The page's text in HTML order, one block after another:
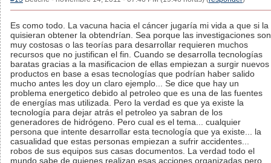
Es como todo. La vacuna hacia el cáncer jugaría mi vida a que si la
quisieran obtener la obtendrían. Sea porque las investigaciones son
muy costosas o las teorías para desarrollar requieren muchos
recursos que no justifican el fin. Cuando se desarrolla tecnologías
baratas gracias a la masificacion de ellas empiezan a surgir nuevos
productos en base a esas tecnologías que podrían haber salido
mucho antes les doy un claro ejemplo... Se dice que hay un
problema energetico debido al petroleo que es una de las fuentes
de energías mas utilizada. Pero la verdad es que ya existe la
tecnología para dejar atrás el petroleo ya sabran de los
generadores de hidrógeno. Pero cual es el tema... cualquier
persona que intente desarrollar esta tecnología que ya existe... la
casualidad que estas personas empiezan a sufrir accidentes...
robos de sus equipos sus casas documentos. La verdad todo el
mundo sabe de quienes realizan esas acciones organizadas pero